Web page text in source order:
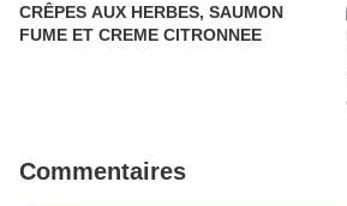
CRÊPES AUX HERBES, SAUMON
FUME ET CREME CITRONNEE
Commentaires